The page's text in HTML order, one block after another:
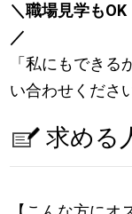
＼職場見学も
／
「私にもでき
い合わせくださ
求める